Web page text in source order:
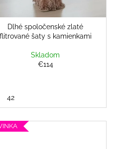
Dlhé spoločenské zlaté
flitrované šaty s kamienkami
Skladom
€114
42